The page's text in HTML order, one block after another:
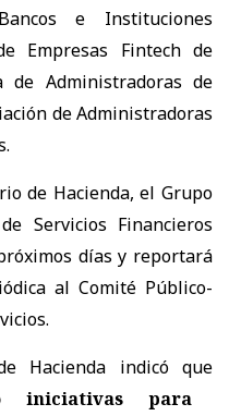
e Instituciones
Empresas Fintech de
de Administradoras de
de Administradoras
de Hacienda, el Grupo
Servicios Financieros
días y reportará
al Comité Público-
Hacienda indicó que
iniciativas para